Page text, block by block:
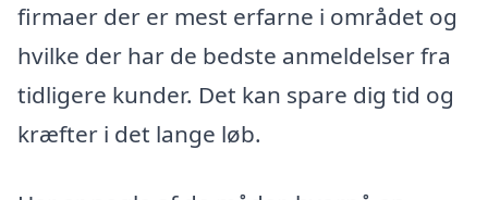
firmaer der er mest erfarne i området og
hvilke der har de bedste anmeldelser fra
tidligere kunder. Det kan spare dig tid og
kræfter i det lange løb.